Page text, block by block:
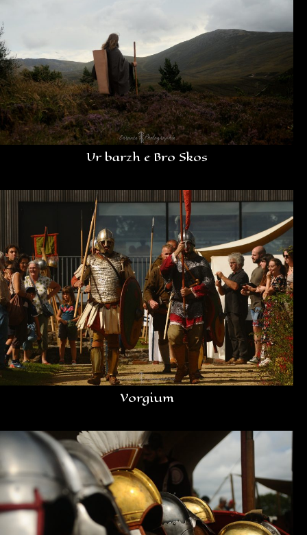
Ur barzh e Bro Skos
Vorgium